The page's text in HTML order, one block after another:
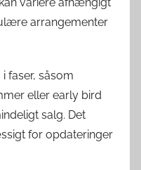
arrangementer
faser, såsom
eller early bird
salg. Det
for opdateringer